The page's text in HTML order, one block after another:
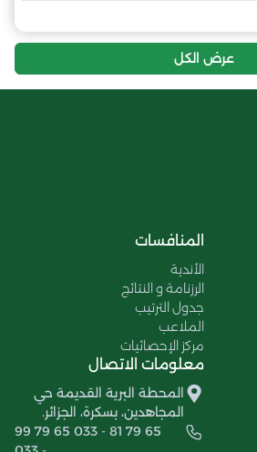
عرض الكل
المنافسات
الأندية
الرزنامة و النتائج
جدول الترتيب
الملاعب
مركز الإحصائيات
معلومات الاتصال
المحطة البرية القديمة حي
المجاهدين، بسكرة، الجزائر.
99 79 65 033 - 81 79 65